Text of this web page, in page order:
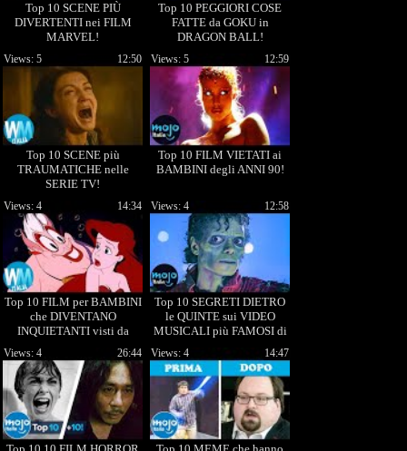
Top 10 SCENE PIÙ
DIVERTENTI nei FILM
MARVEL!
Top 10 PEGGIORI COSE
FATTE da GOKU in
DRAGON BALL!
Top 10 SCENE più
TRAUMATICHE nelle
SERIE TV!
12:50
Views: 5
Top 10 FILM VIETATI ai
BAMBINI degli ANNI 90!
12:59
Views: 5
Top 10 FILM per BAMBINI
che DIVENTANO
INQUIETANTI visti da
14:34
Views: 4
Top 10 SEGRETI DIETRO
le QUINTE sui VIDEO
MUSICALI più FAMOSI di
12:58
Views: 4
26:44
Views: 4 14:47
Views: 4